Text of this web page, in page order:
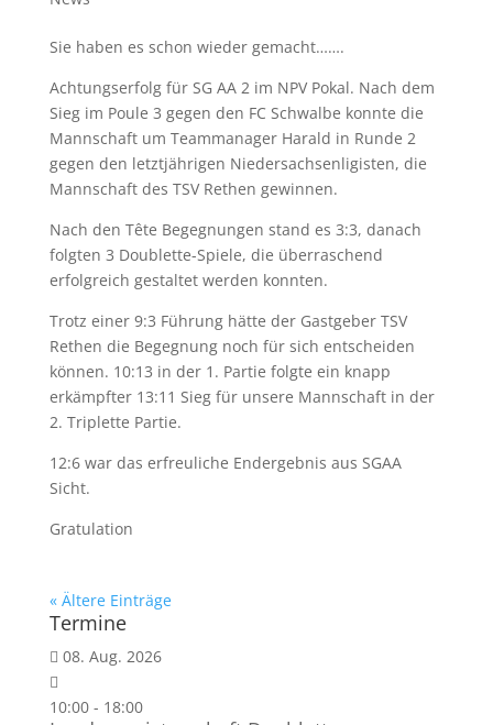
Sie haben es schon wieder gemacht…….
Achtungserfolg für SG AA 2 im NPV Pokal. Nach dem
Sieg im Poule 3 gegen den FC Schwalbe konnte die
Mannschaft um Teammanager Harald in Runde 2
gegen den letztjährigen Niedersachsenligisten, die
Mannschaft des TSV Rethen gewinnen.
Nach den Tête Begegnungen stand es 3:3, danach
folgten 3 Doublette-Spiele, die überraschend
erfolgreich gestaltet werden konnten.
Trotz einer 9:3 Führung hätte der Gastgeber TSV
Rethen die Begegnung noch für sich entscheiden
können. 10:13 in der 1. Partie folgte ein knapp
erkämpfter 13:11 Sieg für unsere Mannschaft in der
2. Triplette Partie.
12:6 war das erfreuliche Endergebnis aus SGAA
Sicht.
Gratulation
« Ältere Einträge
Termine
08. Aug. 2026
10:00- 18:00